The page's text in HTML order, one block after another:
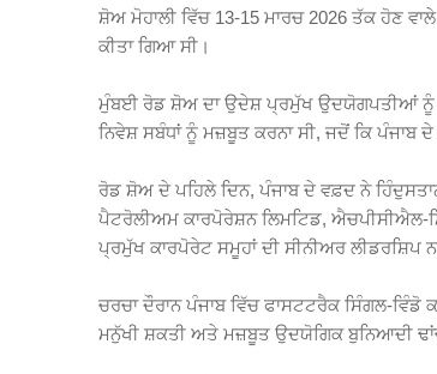
ਸ਼ੋਅ ਮੋਹਾਲੀ ਵਿੱਚ 13-15 ਮਾਰਚ 2026 ਤੱਕ ਹੋਣ
ਕੀਤਾ ਗਿਆ ਸੀ।
ਮੁੰਬਈ ਰੋਡ ਸ਼ੋਅ ਦਾ ਉਦੇਸ਼ ਪ੍ਰਮੁੱਖ ਉਦਯੋਗਪਤੀਆਂ ਨੂੰ
ਨਿਵੇਸ਼ ਸਬੰਧਾਂ ਨੂੰ ਮਜ਼ਬੂਤ ਕਰਨਾ ਸੀ, ਜਦੋਂ ਕਿ ਪੰਜਾਬ
ਰੋਡ ਸ਼ੋਅ ਦੇ ਪਹਿਲੇ ਦਿਨ, ਪੰਜਾਬ ਦੇ ਵਫ਼ਦ ਨੇ
ਪੈਟਰੋਲੀਅਮ ਕਾਰਪੋਰੇਸ਼ਨ ਲਿਮਟਿਡ, ਐਚਪੀਸੀਐਲ-
ਪ੍ਰਮੁੱਖ ਕਾਰਪੋਰੇਟ ਸਮੂਹਾਂ ਦੀ ਸੀਨੀਅਰ ਲੀਡਰਸ਼ਿਪ
ਚਰਚਾ ਦੌਰਾਨ ਪੰਜਾਬ ਵਿੱਚ ਫਾਸਟਟਰੈਕ ਸਿੰਗਲ-ਵਿੰਡੋ
ਮਨੁੱਖੀ ਸ਼ਕਤੀ ਅਤੇ ਮਜ਼ਬੂਤ ​​ਉਦਯੋਗਿਕ ਬੁਨਿਆਦੀ